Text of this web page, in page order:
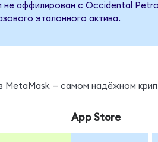
аффилирован с Occidental
эталонного актива.
MetaMask — самом надёжном
App Store